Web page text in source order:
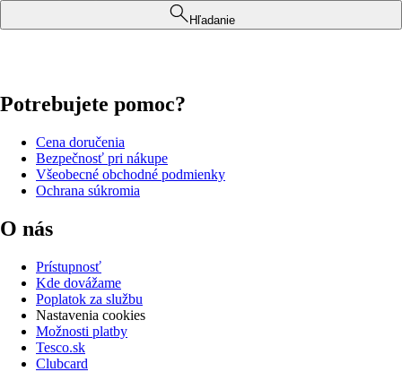
Hľadanie
Potrebujete pomoc?
Cena doručenia
Bezpečnosť pri nákupe
Všeobecné obchodné podmienky
Ochrana súkromia
O nás
Prístupnosť
Kde dovážame
Poplatok za službu
Nastavenia cookies
Možnosti platby
Tesco.sk
Clubcard